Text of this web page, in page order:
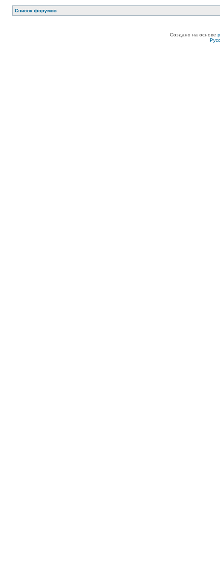
Список форумов
Создано на основе